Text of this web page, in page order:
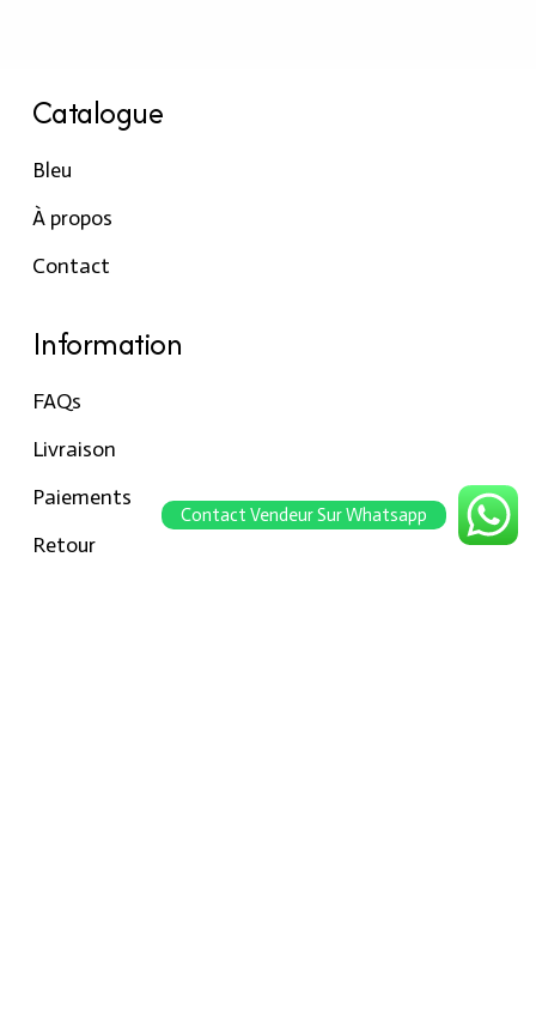
Catalogue
Bleu
À propos
Contact
Information
FAQs
Livraison
Paiements
Retour
Contact Vendeur Sur Whatsapp